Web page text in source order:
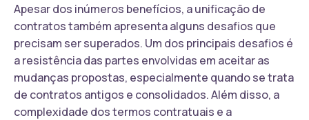
Apesar dos inúmeros benefícios, a unificação de
contratos também apresenta alguns desafios que
precisam ser superados. Um dos principais desafios é
a resistência das partes envolvidas em aceitar as
mudanças propostas, especialmente quando se trata
de contratos antigos e consolidados. Além disso, a
complexidade dos termos contratuais e a